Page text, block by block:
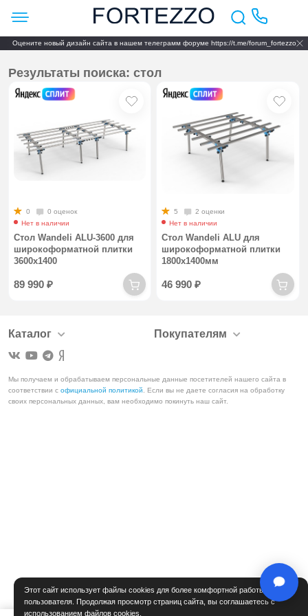
Этот сайт использует файлы cookies для более комфортной работы
пользователя. Продолжая просмотр страниц сайта, вы соглашаетесь с
использованием файлов cookies.
Оцените новый дизайн сайта в нашем телеграмм форуме https://t.me/forum_fortezzo
Результаты поиска: стол
0
0 оценок
Нет в наличии
Стол Wandeli ALU-3600 для
широкоформатной плитки
3600х1400
89 990₽
5
2 оценки
Нет в наличии
Стол Wandeli ALU для
широкоформатной плитки
1800х1400мм
46 990₽
Каталог Покупателям
Мы получаем и обрабатываем персональные данные посетителей нашего сайта в
соответствии софициальной политикой
. Если вы не даете согласия на обработку
своих персональных данных, вам необходимо покинуть наш сайт.